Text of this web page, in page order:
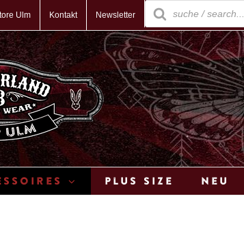
Ulm Kontakt Newsletter
Products
search
Plus Size Neu